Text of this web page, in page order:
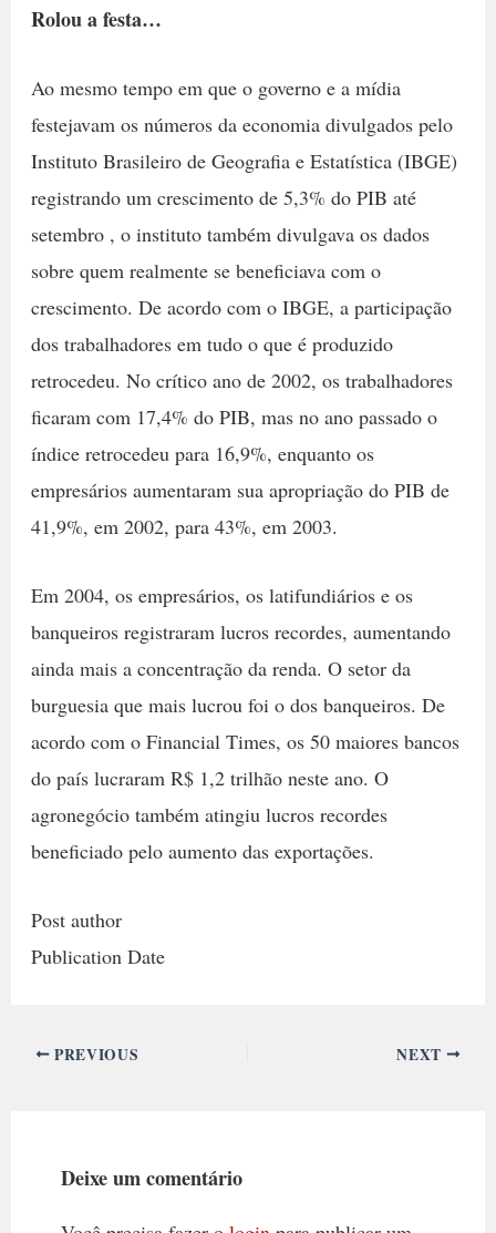
Rolou a festa…
Ao mesmo tempo em que o governo e a mídia
festejavam os números da economia divulgados pelo
Instituto Brasileiro de Geografia e Estatística (IBGE) 
registrando um crescimento de 5,3% do PIB até
setembro , o instituto também divulgava os dados
sobre quem realmente se beneficiava com o
crescimento. De acordo com o IBGE, a participação
dos trabalhadores em tudo o que é produzido
retrocedeu. No crítico ano de 2002, os trabalhadores
ficaram com 17,4% do PIB, mas no ano passado o
índice retrocedeu para 16,9%, enquanto os
empresários aumentaram sua apropriação do PIB de
41,9%, em 2002, para 43%, em 2003.
Em 2004, os empresários, os latifundiários e os
banqueiros registraram lucros recordes, aumentando
ainda mais a concentração da renda. O setor da
burguesia que mais lucrou foi o dos banqueiros. De
acordo com o Financial Times, os 50 maiores bancos
do país lucraram R$ 1,2 trilhão neste ano. O
agronegócio também atingiu lucros recordes
beneficiado pelo aumento das exportações.
Post author
Publication Date
PREVIOUS NEXT
Deixe um comentário